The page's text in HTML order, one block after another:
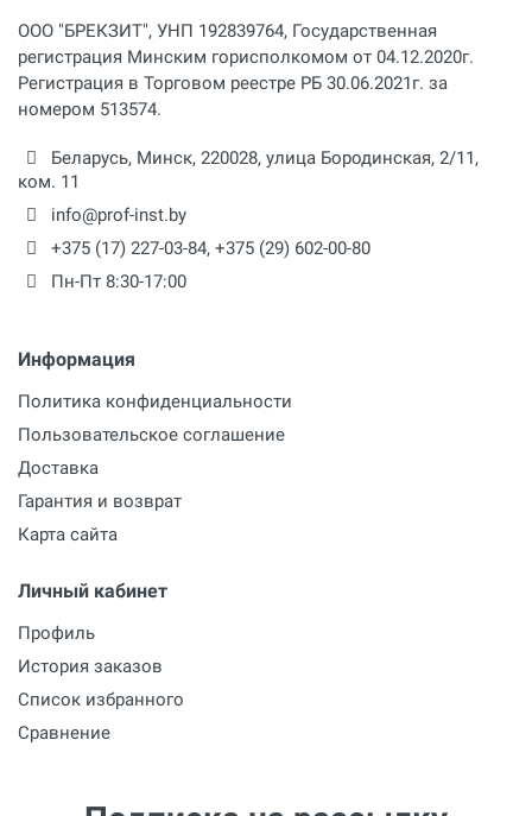
ООО "БРЕКЗИТ", УНП 192839764, Государственная
регистрация Минским горисполкомом от 04.12.2020г.
Регистрация в Торговом реестре РБ 30.06.2021г. за
номером 513574.
Беларусь, Минск, 220028, улица Бородинская, 2/11,
ком. 11
info@prof-inst.by
+375 (17) 227-03-84, +375 (29) 602-00-80
Пн-Пт 8:30-17:00
Информация
Политика конфиденциальности
Пользовательское соглашение
Доставка
Гарантия и возврат
Карта сайта
Личный кабинет
Профиль
История заказов
Список избранного
Сравнение